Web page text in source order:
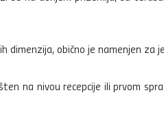
obično je namenjen za
na nivou recepcije ili prvom